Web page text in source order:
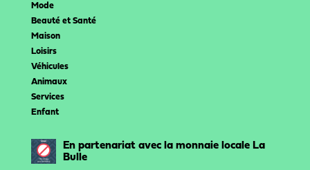
Mode
Beauté et Santé
Maison
Loisirs
Véhicules
Animaux
Services
Enfant
En partenariat avec la monnaie locale La
Bulle